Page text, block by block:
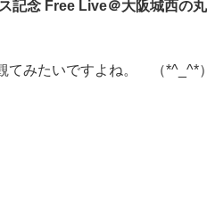
記念 Free Live＠大阪城西の丸
てみたいですよね。 （*^_^*